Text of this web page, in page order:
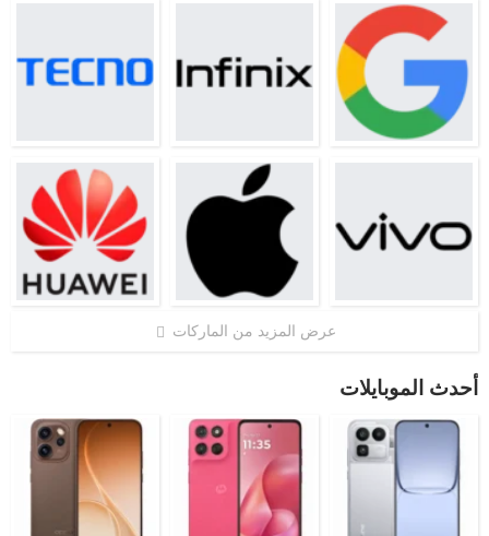
عرض المزيد من الماركات
أحدث الموبايلات